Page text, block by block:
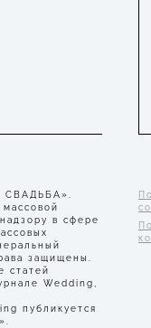
СВАДЬБА».
в сфере
защищены.
статей
Wedding,
публикуется